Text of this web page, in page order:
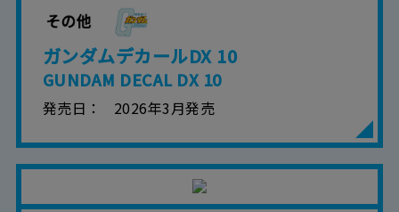
ガンダムデカールDX 10
GUNDAM DECAL DX 10
発売日 2026年3月発売